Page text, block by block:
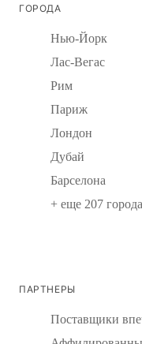
ГОРОДА
Нью-Йорк
Лас-Вегас
Рим
Париж
Лондон
Дубай
Барселона
+ еще 207 города
ПАРТНЕРЫ
Поставщики